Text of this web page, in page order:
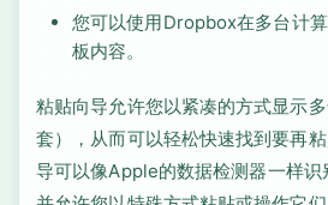
您可以使用Dropbox在多台计
板内容。
粘贴向导允许您以紧凑的方式显示
套），从而可以轻松快速找到要再
导可以像Apple的数据检测器一样识